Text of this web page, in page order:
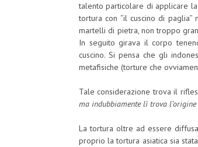
talento particolare di applicare
tortura con “il cuscino di paglia”
martelli di pietra, non troppo
In seguito girava il corpo
cuscino. Si pensa che gli
metafisiche (torture che
Tale considerazione trova il
ma indubbiamente lì trova
La tortura oltre ad essere
proprio la tortura asiatica sia